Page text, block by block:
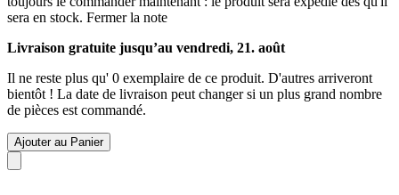
sera en stock. Fermer la note
Livraison gratuite jusqu’au vendredi, 21. août
Il ne reste plus qu' 0 exemplaire de ce produit. D'autres arriveront
bientôt ! La date de livraison peut changer si un plus grand nombre
de pièces est commandé.
Ajouter au Panier